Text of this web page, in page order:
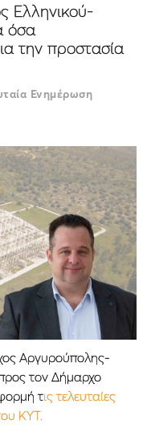
Ελληνικού-
όσα
την προστασία
Ενημέρωση
Αργυρούπολης-
τον Δήμαρχο
τις τελευταίες
ΚΥΤ.